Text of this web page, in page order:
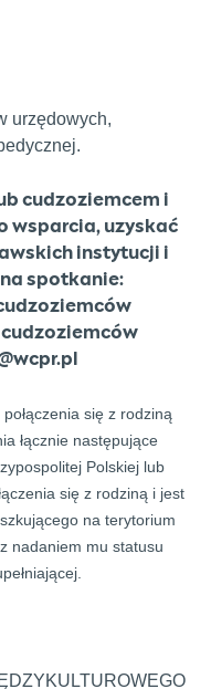
urzędowych,
cudzoziemcem i
wsparcia, uzyskać
instytucji i
spotkanie:
się z rodziną
łącznie następujące
Polskiej lub
się z rodziną i jest
na terytorium
nadaniem mu statusu